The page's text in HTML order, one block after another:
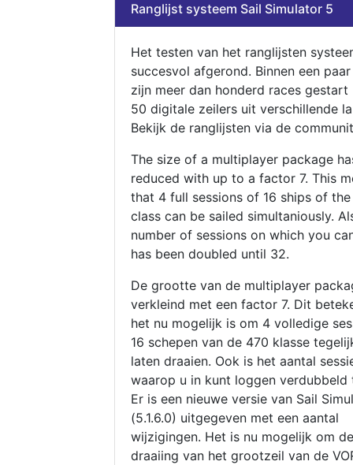
Ranglijst systeem Sail Simulator 5
Het testen van het ranglijsten
succesvol afgerond. Binnen een
zijn meer dan honderd races gestart
50 digitale zeilers uit verschillende
Bekijk de ranglijsten via de
The size of a multiplayer package
reduced with up to a factor 7. This
that 4 full sessions of 16 ships of
class can be sailed simultaniously.
number of sessions on which you
has been doubled until 32.
De grootte van de multiplayer
verkleind met een factor 7. Dit
het nu mogelijk is om 4 volledige
16 schepen van de 470 klasse
laten draaien. Ook is het aantal
waarop u in kunt loggen verdubbeld
Er is een nieuwe versie van Sail
(5.1.6.0) uitgegeven met een aantal
wijzigingen. Het is nu mogelijk om de
draaiing van het grootzeil van de